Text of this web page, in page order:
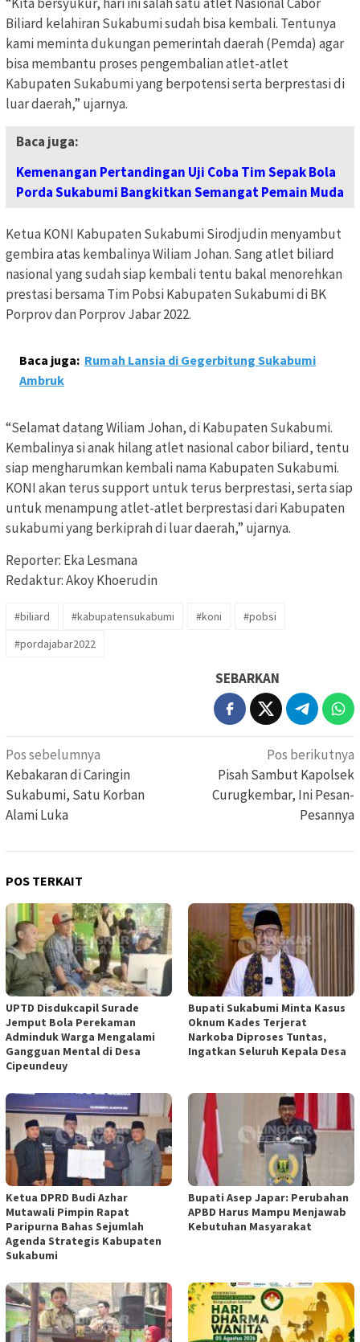
Biliard kelahiran Sukabumi sudah bisa kembali. Tentunya
kami meminta dukungan pemerintah daerah (Pemda) agar
bisa membantu proses pengembalian atlet-atlet
Kabupaten Sukabumi yang berpotensi serta berprestasi di
luar daerah,” ujarnya.
Baca juga:
Kemenangan Pertandingan Uji Coba Tim Sepak Bola
Porda Sukabumi Bangkitkan Semangat Pemain Muda
Ketua KONI Kabupaten Sukabumi Sirodjudin menyambut
gembira atas kembalinya Wiliam Johan. Sang atlet biliard
nasional yang sudah siap kembali tentu bakal menorehkan
prestasi bersama Tim Pobsi Kabupaten Sukabumi di BK
Porprov dan Porprov Jabar 2022.
Baca juga: Rumah Lansia di Gegerbitung Sukabumi
Ambruk
“Selamat datang Wiliam Johan, di Kabupaten Sukabumi.
Kembalinya si anak hilang atlet nasional cabor biliard, tentu
siap mengharumkan kembali nama Kabupaten Sukabumi.
KONI akan terus support untuk terus berprestasi, serta siap
untuk menampung atlet-atlet berprestasi dari Kabupaten
sukabumi yang berkiprah di luar daerah,” ujarnya.
Reporter: Eka Lesmana
Redaktur: Akoy Khoerudin
#biliard #kabupatensukabumi #koni
#pobsi
#pordajabar2022
SEBARKAN
Navigasi
pos
Pos sebelumnya
Kebakaran di Caringin
Sukabumi, Satu Korban
Alami Luka
Pos berikutnya
Pisah Sambut Kapolsek
Curugkembar, Ini Pesan-
Pesannya
POS TERKAIT
UPTD Disdukcapil Surade
Jemput Bola Perekaman
Adminduk Warga Mengalami
Gangguan Mental di Desa
Cipeundeuy
Bupati Sukabumi Minta Kasus
Oknum Kades Terjerat
Narkoba Diproses Tuntas,
Ingatkan Seluruh Kepala Desa
Ketua DPRD Budi Azhar
Mutawali Pimpin Rapat
Paripurna Bahas Sejumlah
Agenda Strategis Kabupaten
Sukabumi
Bupati Asep Japar: Perubahan
APBD Harus Mampu Menjawab
Kebutuhan Masyarakat